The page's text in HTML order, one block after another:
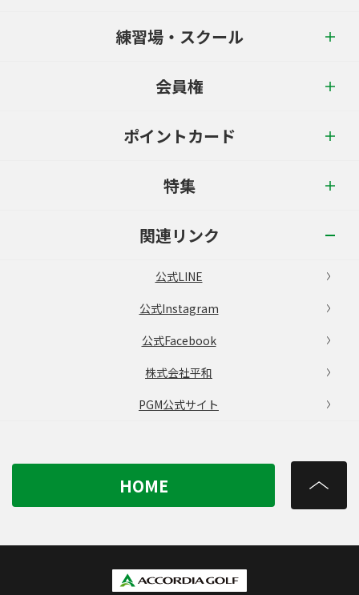
練習場・スクール
会員権
ポイントカード
特集
関連リンク
公式LINE
公式Instagram
公式Facebook
株式会社平和
PGM公式サイト
HOME